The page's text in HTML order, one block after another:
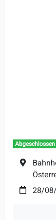
Abgeschlossen
Ort:
Datum:
28/